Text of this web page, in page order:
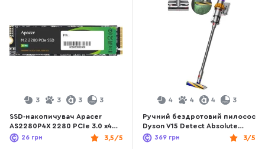
3 3 3 3
SSD-накопичувач Apacer
AS2280P4X 2280 PCIe 3.0 x4
NVMe 1.3 256GB Bulk
(AP256GAS2280P4X)
3,5/5
26 грн
4 4 4 3
Ручний бездротовий пилосос
Dyson V15 Detect Absolute
(446986-01)
3/5
369 грн